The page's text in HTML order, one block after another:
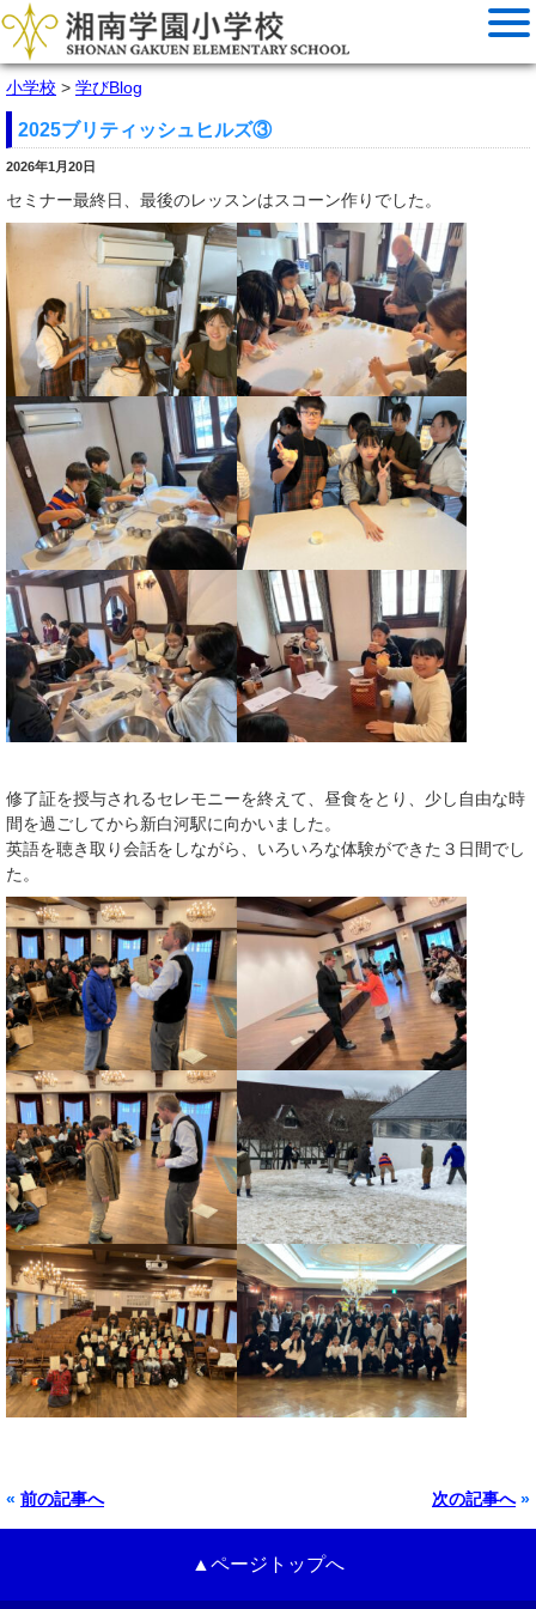
小学校 > 学びBlog
2025ブリティッシュヒルズ③
2026年1月20日
セミナー最終日、最後のレッスンはスコーン作りでした。
修了証を授与されるセレモニーを終えて、昼食をとり、少し自由な時
間を過ごしてから新白河駅に向かいました。
英語を聴き取り会話をしながら、いろいろな体験ができた３日間でし
た。
« 前の記事へ 次の記事へ»
▲ページトップへ